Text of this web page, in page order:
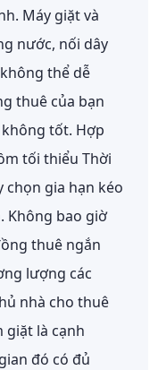
Máy giặt và
nước, nối dây
thể dễ
thuê của bạn
tốt. Hợp
tối thiểuThời
chọn gia hạn kéo
Không bao giờ
thuê ngắn
lượng các
nhà cho thuê
giặt là cạnh
đó có đủ